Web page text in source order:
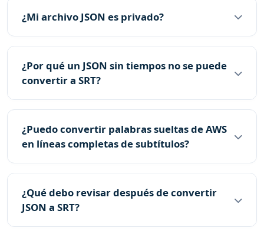
¿Mi archivo JSON es privado?
¿Por qué un JSON sin tiempos no se puede
convertir a SRT?
¿Puedo convertir palabras sueltas de AWS
en líneas completas de subtítulos?
¿Qué debo revisar después de convertir
JSON a SRT?